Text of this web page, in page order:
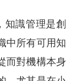
知識管理是創
中所有可用知
而對機構本身